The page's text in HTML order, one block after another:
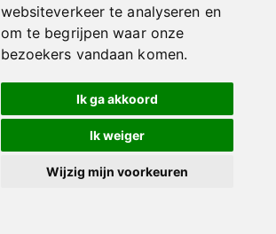
websiteverkeer te analyseren en
om te begrijpen waar onze
bezoekers vandaan komen.
Ik ga akkoord
Ik weiger
Wijzig mijn voorkeuren